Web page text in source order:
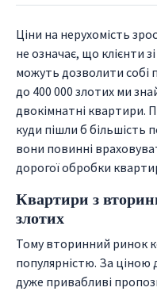
Ціни на нерухомість
не означає, що клієнти
можуть дозволити собі
до 400 000 злотих ми
двокімнатні квартири.
куди пішли б більшість
вони повинні
дорогої обробки
Квартири з
злотих
Тому вторинний ринок
популярністю. За ціною
дуже привабливі